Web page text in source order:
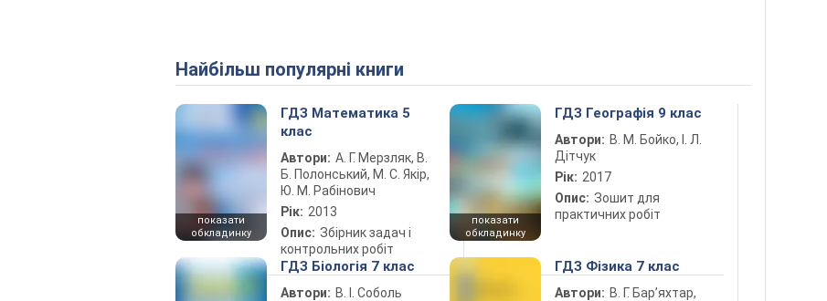
Найбільш популярні книги
показати
обкладинку
ГДЗ Математика 5
клас
Автори: А. Г. Мерзляк, В.
Б. Полонський, М. С. Якір,
Ю. М. Рабінович
Рік: 2013
Опис: Збірник задач і
контрольних робіт
показати
обкладинку
ГДЗ Географія 9 клас
Автори: В. М. Бойко, І. Л.
Дітчук
Рік: 2017
Опис: Зошит для
практичних робіт
ГДЗ Біологія 7 клас
Автори: В. І. Соболь
ГДЗ Фізика 7 клас
Автори: В. Г. Бар’яхтар,